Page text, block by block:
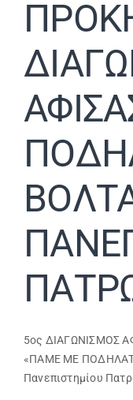
5ος ΔΙΑΓΩΝΙΣΜΟΣ
«ΠΑΜΕ ΜΕ
Πανεπιστημίου